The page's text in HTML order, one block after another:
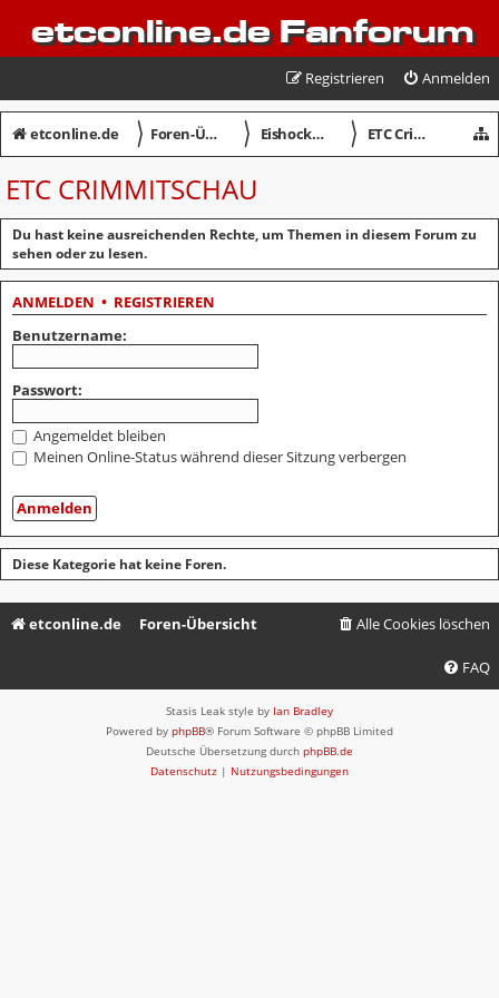
etconline.de Fanforum
Anmelden
Registrieren
etconline.de 〉 Foren-Übersicht 〉 Eishockey in Crimmitschau 〉 ETC Crimmitschau
ETC CRIMMITSCHAU
Du hast keine ausreichenden Rechte, um Themen in diesem Forum zu
sehen oder zu lesen.
ANMELDEN • REGISTRIEREN
Benutzername:
Passwort:
Angemeldet bleiben
Meinen Online-Status während dieser Sitzung verbergen
Diese Kategorie hat keine Foren.
etconline.de Foren-Übersicht Alle Cookies löschen
FAQ
Stasis Leak style by Ian Bradley
Powered by phpBB® Forum Software © phpBB Limited
Deutsche Übersetzung durch phpBB.de
Datenschutz | Nutzungsbedingungen